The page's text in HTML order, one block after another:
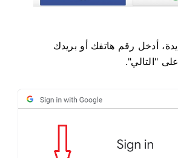
أدخل رقم هاتفك أو بريدك
"التالي".